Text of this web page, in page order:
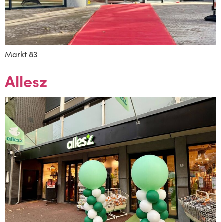
Markt 83
Allesz